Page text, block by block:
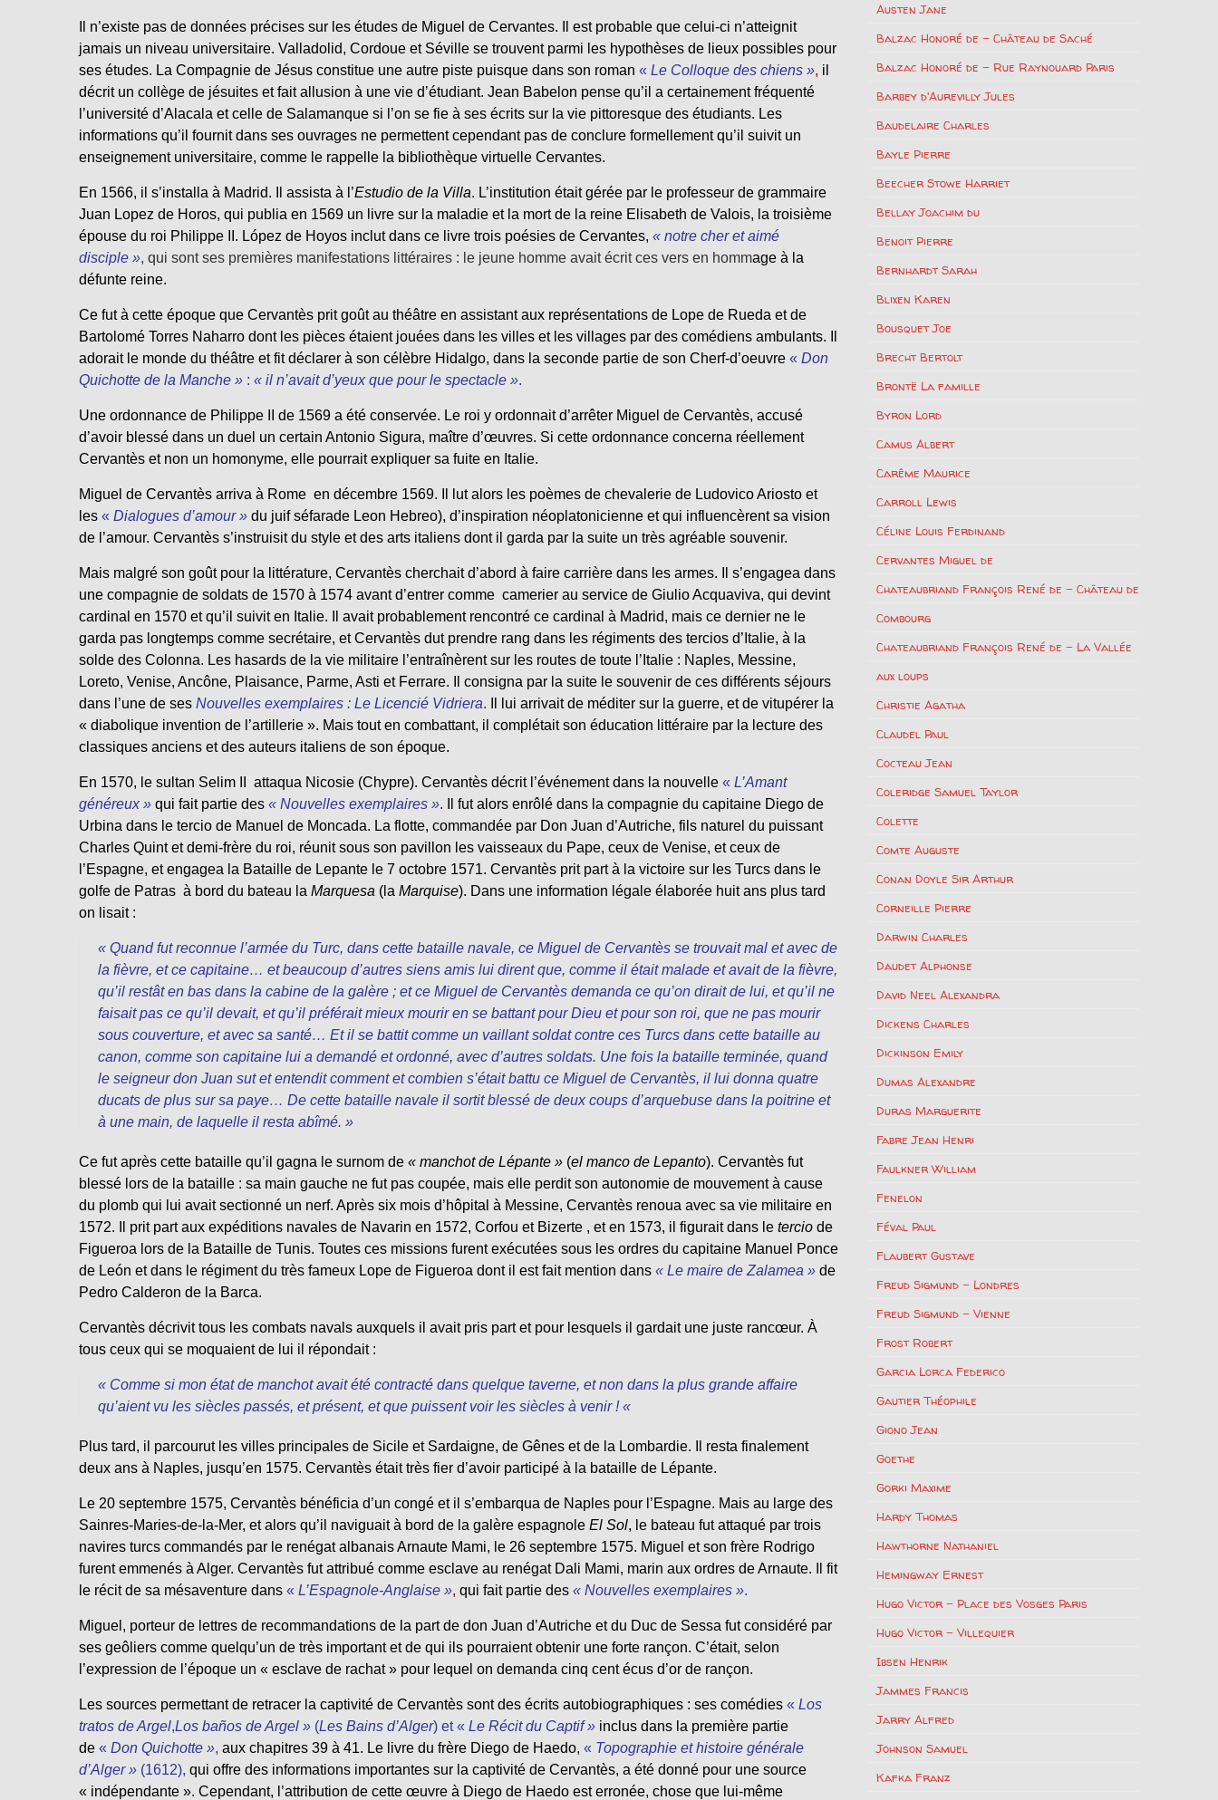
Il n’existe pas de données précises sur les études de Miguel de Cervantes. Il est probable que celui-ci n’atteignit
jamais un niveau universitaire. Valladolid, Cordoue et Séville se trouvent parmi les hypothèses de lieux possibles pour
ses études. La Compagnie de Jésus constitue une autre piste puisque dans son roman « Le Colloque des chiens », il
décrit un collège de jésuites et fait allusion à une vie d’étudiant. Jean Babelon pense qu’il a certainement fréquenté
l’université d’Alacala et celle de Salamanque si l’on se fie à ses écrits sur la vie pittoresque des étudiants. Les
informations qu’il fournit dans ses ouvrages ne permettent cependant pas de conclure formellement qu’il suivit un
enseignement universitaire, comme le rappelle la bibliothèque virtuelle Cervantes.
En 1566, il s’installa à Madrid. Il assista à l’Estudio de la Villa. L’institution était gérée par le professeur de grammaire
Juan Lopez de Horos, qui publia en 1569 un livre sur la maladie et la mort de la reine Elisabeth de Valois, la troisième
épouse du roi Philippe II. López de Hoyos inclut dans ce livre trois poésies de Cervantes, « notre cher et aimé
disciple », qui sont ses premières manifestations littéraires : le jeune homme avait écrit ces vers en hommage à la
défunte reine.
Ce fut à cette époque que Cervantès prit goût au théâtre en assistant aux représentations de Lope de Rueda et de
Bartolomé Torres Naharro dont les pièces étaient jouées dans les villes et les villages par des comédiens ambulants. Il
adorait le monde du théâtre et fit déclarer à son célèbre Hidalgo, dans la seconde partie de son Cherf-d’oeuvre « Don
Quichotte de la Manche » : « il n’avait d’yeux que pour le spectacle ».
Une ordonnance de Philippe II de 1569 a été conservée. Le roi y ordonnait d’arrêter Miguel de Cervantès, accusé
d’avoir blessé dans un duel un certain Antonio Sigura, maître d’œuvres. Si cette ordonnance concerna réellement
Cervantès et non un homonyme, elle pourrait expliquer sa fuite en Italie.
Miguel de Cervantès arriva à Rome en décembre 1569. Il lut alors les poèmes de chevalerie de Ludovico Ariosto et
les « Dialogues d’amour » du juif séfarade Leon Hebreo), d’inspiration néoplatonicienne et qui influencèrent sa vision
de l’amour. Cervantès s’instruisit du style et des arts italiens dont il garda par la suite un très agréable souvenir.
Mais malgré son goût pour la littérature, Cervantès cherchait d’abord à faire carrière dans les armes. Il s’engagea dans
une compagnie de soldats de 1570 à 1574 avant d’entrer comme camerier au service de Giulio Acquaviva, qui devint
cardinal en 1570 et qu’il suivit en Italie. Il avait probablement rencontré ce cardinal à Madrid, mais ce dernier ne le
garda pas longtemps comme secrétaire, et Cervantès dut prendre rang dans les régiments des tercios d’Italie, à la
solde des Colonna. Les hasards de la vie militaire l’entraînèrent sur les routes de toute l’Italie : Naples, Messine,
Loreto, Venise, Ancône, Plaisance, Parme, Asti et Ferrare. Il consigna par la suite le souvenir de ces différents séjours
dans l’une de ses Nouvelles exemplaires : Le Licencié Vidriera. Il lui arrivait de méditer sur la guerre, et de vitupérer la
« diabolique invention de l’artillerie ». Mais tout en combattant, il complétait son éducation littéraire par la lecture des
classiques anciens et des auteurs italiens de son époque.
En 1570, le sultan Selim II attaqua Nicosie (Chypre). Cervantès décrit l’événement dans la nouvelle « L’Amant
généreux » qui fait partie des « Nouvelles exemplaires ».
Il fut alors enrôlé dans la compagnie du capitaine Diego de
Urbina dans le tercio de Manuel de Moncada. La flotte, commandée par Don Juan d’Autriche, fils naturel du puissant
Charles Quint et demi-frère du roi, réunit sous son pavillon les vaisseaux du Pape, ceux de Venise, et ceux de
l’Espagne, et engagea la Bataille de Lepante le 7 octobre 1571. Cervantès prit part à la victoire sur les Turcs dans le
golfe de Patras à bord du bateau la Marquesa (la Marquise). Dans une information légale élaborée huit ans plus tard
on lisait :
« Quand fut reconnue l’armée du Turc, dans cette bataille navale, ce Miguel de Cervantès se trouvait mal et avec de
la fièvre, et ce capitaine… et beaucoup d’autres siens amis lui dirent que, comme il était malade et avait de la fièvre,
qu’il restât en bas dans la cabine de la galère ; et ce Miguel de Cervantès demanda ce qu’on dirait de lui, et qu’il ne
faisait pas ce qu’il devait, et qu’il préférait mieux mourir en se battant pour Dieu et pour son roi, que ne pas mourir
sous couverture, et avec sa santé… Et il se battit comme un vaillant soldat contre ces Turcs dans cette bataille au
canon, comme son capitaine lui a demandé et ordonné, avec d’autres soldats. Une fois la bataille terminée, quand
le seigneur don Juan sut et entendit comment et combien s’était battu ce Miguel de Cervantès, il lui donna quatre
ducats de plus sur sa paye… De cette bataille navale il sortit blessé de deux coups d’arquebuse dans la poitrine et
à une main, de laquelle il resta abîmé. »
Ce fut après cette bataille qu’il gagna le surnom de « manchot de Lépante » (el manco de Lepanto). Cervantès fut
blessé lors de la bataille : sa main gauche ne fut pas coupée, mais elle perdit son autonomie de mouvement à cause
du plomb qui lui avait sectionné un nerf. Après six mois d’hôpital à Messine, Cervantès renoua avec sa vie militaire en
1572. Il prit part aux expéditions navales de Navarin en 1572, Corfou et Bizerte , et en 1573, il figurait dans le tercio de
Figueroa lors de la Bataille de Tunis. Toutes ces missions furent exécutées sous les ordres du capitaine Manuel Ponce
de León et dans le régiment du très fameux Lope de Figueroa dont il est fait mention dans « Le maire de Zalamea » de
Pedro Calderon de la Barca.
Cervantès décrivit tous les combats navals auxquels il avait pris part et pour lesquels il gardait une juste rancœur. À
tous ceux qui se moquaient de lui il répondait :
« Comme si mon état de manchot avait été contracté dans quelque taverne, et non dans la plus grande affaire
qu’aient vu les siècles passés, et présent, et que puissent voir les siècles à venir ! «
Plus tard, il parcourut les villes principales de Sicile et Sardaigne, de Gênes et de la Lombardie. Il resta finalement
deux ans à Naples, jusqu’en 1575. Cervantès était très fier d’avoir participé à la bataille de Lépante.
Le 20 septembre 1575, Cervantès bénéficia d’un congé et il s’embarqua de Naples pour l’Espagne. Mais au large des
Sainres-Maries-de-la-Mer, et alors qu’il naviguait à bord de la galère espagnole El Sol, le bateau fut attaqué par trois
navires turcs commandés par le renégat albanais Arnaute Mami, le 26 septembre 1575. Miguel et son frère Rodrigo
furent emmenés à Alger. Cervantès fut attribué comme esclave au renégat Dali Mami, marin aux ordres de Arnaute. Il fit
le récit de sa mésaventure dans « L’Espagnole-Anglaise », qui fait partie des « Nouvelles exemplaires ».
Miguel, porteur de lettres de recommandations de la part de don Juan d’Autriche et du Duc de Sessa fut considéré par
ses geôliers comme quelqu’un de très important et de qui ils pourraient obtenir une forte rançon. C’était, selon
l’expression de l’époque un « esclave de rachat » pour lequel on demanda cinq cent écus d’or de rançon.
Les sources permettant de retracer la captivité de Cervantès sont des écrits autobiographiques : ses comédies « Los
tratos de Argel,Los baños de Argel » (Les Bains d’Alger) et « Le Récit du Captif » inclus dans la première partie
de « Don Quichotte », aux chapitres 39 à 41. Le livre du frère Diego de Haedo, « Topographie et histoire générale
d’Alger » (1612), qui offre des informations importantes sur la captivité de Cervantès, a été donné pour une source
« indépendante ». Cependant, l’attribution de cette œuvre à Diego de Haedo est erronée, chose que lui-même
Austen Jane
Balzac Honoré de – Château de Saché
Balzac Honoré de – Rue Raynouard Paris
Barbey d'Aurevilly Jules
Baudelaire Charles
Bayle Pierre
Beecher Stowe Harriet
Bellay Joachim du
Benoit Pierre
Bernhardt Sarah
Blixen Karen
Bousquet Joe
Brecht Bertolt
Brontë La famille
Byron Lord
Camus Albert
Carême Maurice
Carroll Lewis
Céline Louis Ferdinand
Cervantes Miguel de
Chateaubriand François René de – Château de
Combourg
Chateaubriand François René de – La Vallée
aux loups
Christie Agatha
Claudel Paul
Cocteau Jean
Coleridge Samuel Taylor
Colette
Comte Auguste
Conan Doyle Sir Arthur
Corneille Pierre
Darwin Charles
Daudet Alphonse
David Neel Alexandra
Dickens Charles
Dickinson Emily
Dumas Alexandre
Duras Marguerite
Fabre Jean Henri
Faulkner William
Fenelon
Féval Paul
Flaubert Gustave
Freud Sigmund – Londres
Freud Sigmund – Vienne
Frost Robert
Garcia Lorca Federico
Gautier Théophile
Giono Jean
Goethe
Gorki Maxime
Hardy Thomas
Hawthorne Nathaniel
Hemingway Ernest
Hugo Victor – Place des Vosges Paris
Hugo Victor – Villequier
Ibsen Henrik
Jammes Francis
Jarry Alfred
Johnson Samuel
Kafka Franz